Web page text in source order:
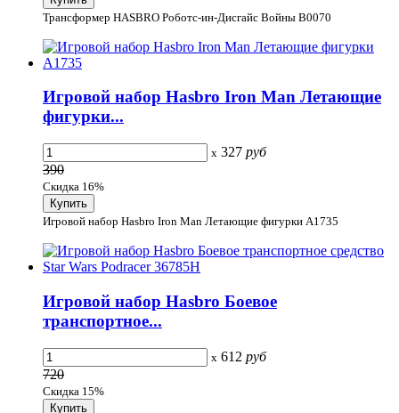
Трансформер HASBRO Роботс-ин-Дисгайс Войны B0070
Игровой набор Hasbro Iron Man Летающие
фигурки...
x 327 руб
390
Скидка 16%
Игровой набор Hasbro Iron Man Летающие фигурки А1735
Игровой набор Hasbro Боевое
транспортное...
x 612 руб
720
Скидка 15%